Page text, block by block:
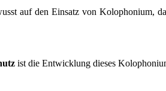
auf den Einsatz von Kolophonium,
ist die Entwicklung dieses